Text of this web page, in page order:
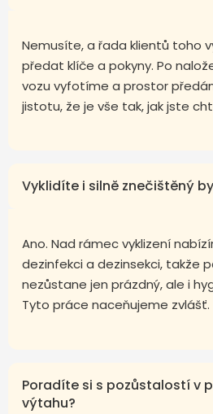
Nemusíte, a řada klientů toho
předat klíče a pokyny. Po
vozu vyfotíme a prostor
jistotu, že je vše tak, jak jste
Vyklidíte i silně znečištěný
Ano. Nad rámec vyklizení
dezinfekci a dezinsekci, takže
nezůstane jen prázdný, ale i
Tyto práce naceňujeme zvlášť.
Poradíte si s pozůstalostí v
výtahu?